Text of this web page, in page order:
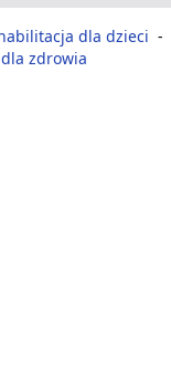
dla dzieci -
zdrowia